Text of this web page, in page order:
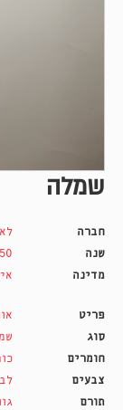
שמלה
חברה
שנה
מדינה
פריט
סוג
חומרים
צבעים
תורם